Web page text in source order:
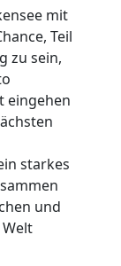
mit
Teil
zu sein,
eingehen
starkes
und